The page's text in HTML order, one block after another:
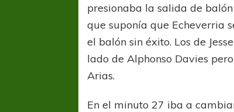
presionaba la salida de
que suponía que Echeverria
el balón sin éxito. Los de
lado de Alphonso Davies
Arias.
En el minuto 27 iba a